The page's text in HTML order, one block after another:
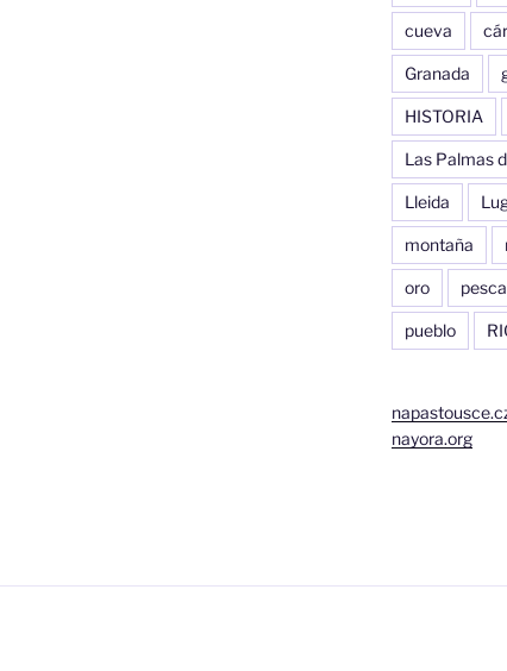
cueva
Granada
HISTORIA
Las Palmas
Lleida
montaña
oro pesca
pueblo
nayora.org